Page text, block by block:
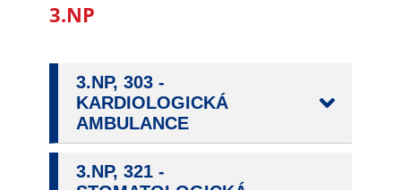
3.NP
3.NP, 303 -
KARDIOLOGICKÁ
AMBULANCE
3.NP, 321 -
Používáme rovněž